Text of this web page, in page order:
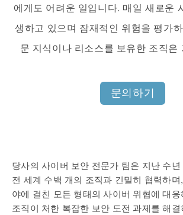
에게도 어려운 일입니다. 매일 새로운
생하고 있으며 잠재적인 위험을 평가
문 지식이나 리소스를 보유한 조직은
문의하기
당사의 사이버 보안 전문가 팀은 지난 수
전 세계 수백 개의 조직과 긴밀히 협력하
야에 걸친 모든 형태의 사이버 위협에 대
조직이 처한 복잡한 보안 도전 과제를 해